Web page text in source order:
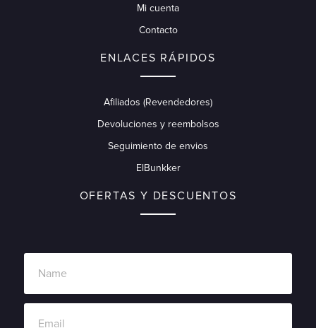
Mi cuenta
Contacto
ENLACES RÁPIDOS
Afiliados (Revendedores)
Devoluciones y reembolsos
Seguimiento de envios
ElBunkker
OFERTAS Y DESCUENTOS